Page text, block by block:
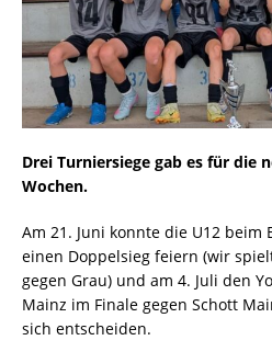
Drei Turniersiege gab es für die
Wochen.
Am 21. Juni konnte die U12 beim
einen Doppelsieg feiern (wir
gegen Grau) und am 4. Juli den
Mainz im Finale gegen Schott
sich entscheiden.